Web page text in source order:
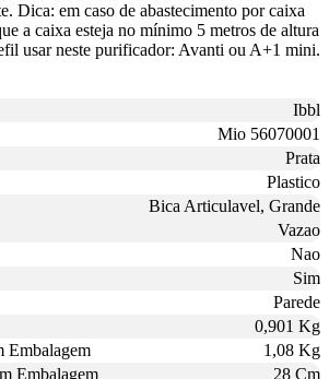
Dica: em caso de abastecimento por caixa
a caixa esteja no mínimo 5 metros de altura
usar neste purificador: Avanti ou A+1 mini.
Ibbl
Mio 56070001
Prata
Plastico
Bica Articulavel, Grande
Vazao
Nao
Sim
Parede
0,901 Kg
Embalagem
1,08 Kg
Embalagem
28 Cm